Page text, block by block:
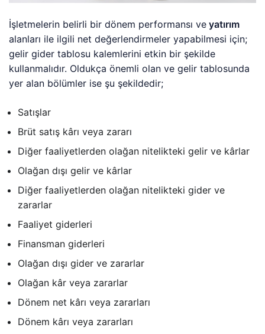
İşletmelerin belirli bir dönem performansı ve yatırım
alanları ile ilgili net değerlendirmeler yapabilmesi için;
gelir gider tablosu kalemlerini etkin bir şekilde
kullanmalıdır. Oldukça önemli olan ve gelir tablosunda
yer alan bölümler ise şu şekildedir;
Satışlar
Brüt satış kârı veya zararı
Diğer faaliyetlerden olağan nitelikteki gelir ve kârlar
Olağan dışı gelir ve kârlar
Diğer faaliyetlerden olağan nitelikteki gider ve
zararlar
Faaliyet giderleri
Finansman giderleri
Olağan dışı gider ve zararlar
Olağan kâr veya zararlar
Dönem net kârı veya zararları
Dönem kârı veya zararları